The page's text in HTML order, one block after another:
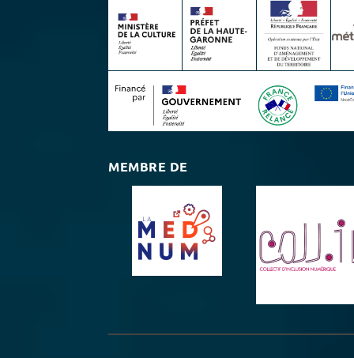
MEMBRE DE